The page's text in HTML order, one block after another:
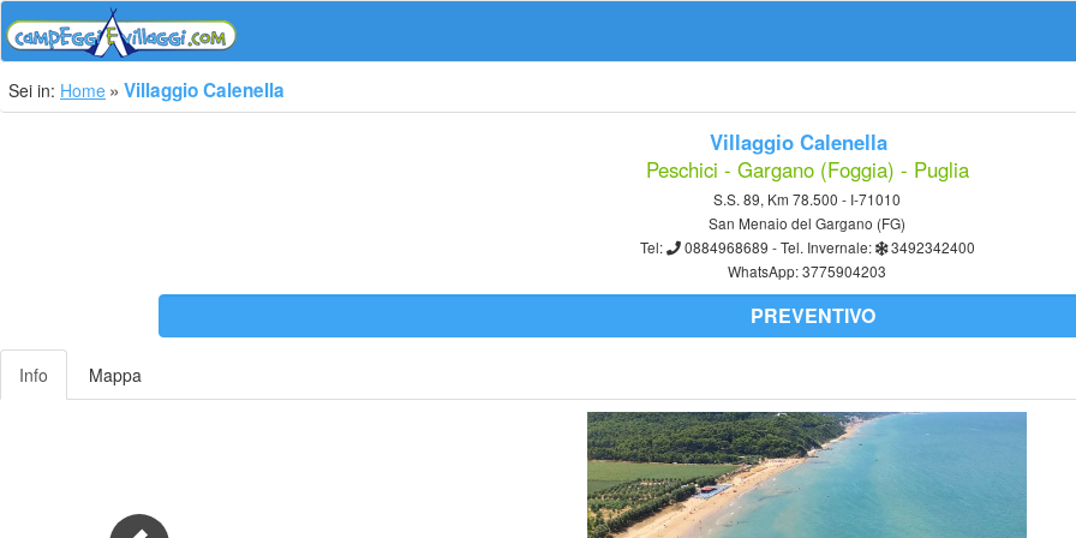
Sei in: Home Villaggio Calenella
Villaggio Calenella
Peschici - Gargano (Foggia) - Puglia
S.S. 89, Km 78.500 - I-71010
San Menaio del Gargano (FG)
Tel:
0884968689 - Tel. Invernale:
3492342400
WhatsApp:3775904203
PREVENTIVO
Info Mappa